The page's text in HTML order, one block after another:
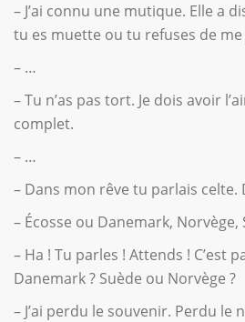
– J’ai connu une mutique. Elle a
tu es muette ou tu refuses de
– …
– Tu n’as pas tort. Je dois avoir
complet.
– …
– Dans mon rêve tu parlais celte.
– Écosse ou Danemark, Norvège,
– Ha ! Tu parles ! Attends ! C’est
Danemark ? Suède ou Norvège ?
– J’ai perdu le souvenir. Perdu le